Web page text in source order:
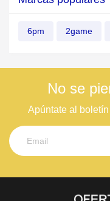
6pm 2game
No se
Apúntate al